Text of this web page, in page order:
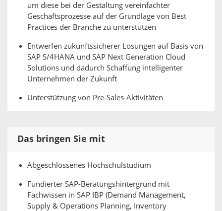
um diese bei der Gestaltung vereinfachter
Geschäftsprozesse auf der Grundlage von Best
Practices der Branche zu unterstützen
Entwerfen zukunftssicherer Lösungen auf Basis von
SAP S/4HANA und SAP Next Generation Cloud
Solutions und dadurch Schaffung intelligenter
Unternehmen der Zukunft
Unterstützung von Pre-Sales-Aktivitäten
Das bringen Sie mit
Abgeschlossenes Hochschulstudium
Fundierter SAP-Beratungshintergrund mit
Fachwissen in SAP IBP (Demand Management,
Supply & Operations Planning, Inventory